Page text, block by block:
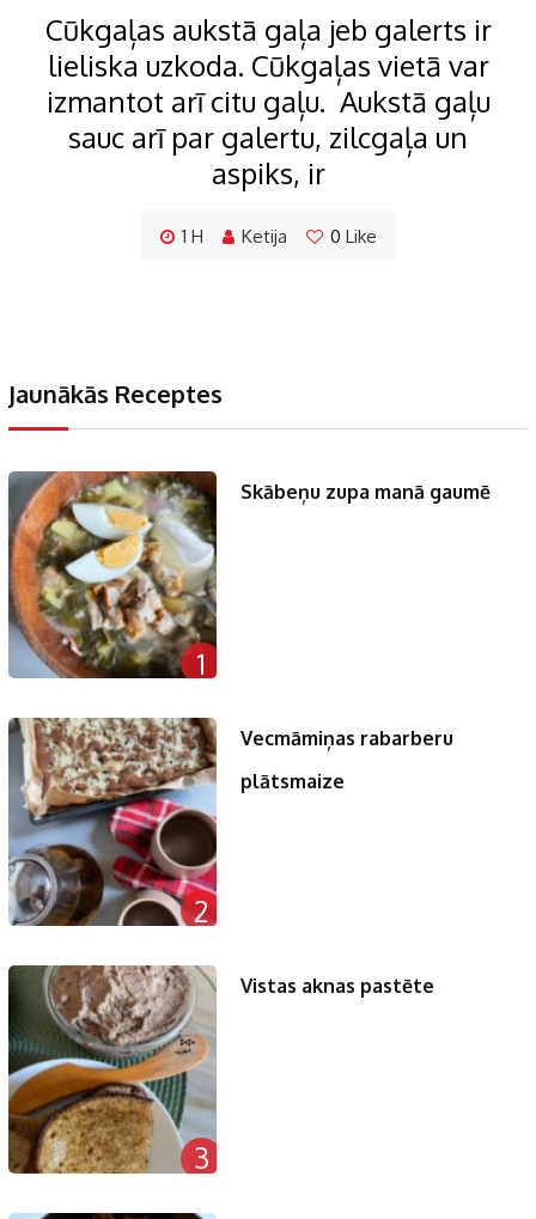
Cūkgaļas aukstā gaļa jeb galerts ir
lieliska uzkoda. Cūkgaļas vietā var
izmantot arī citu gaļu. Aukstā gaļu
sauc arī par galertu, zilcgaļa un
aspiks, ir
1 H Ketija 0 Like
Jaunākās Receptes
1
Skābeņu zupa manā gaumē
2
Vecmāmiņas rabarberu
plātsmaize
3
Vistas aknas pastēte